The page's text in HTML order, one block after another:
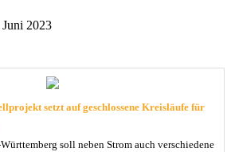
Juni 2023
setzt auf geschlossene Kreisläufe für
soll neben Strom auch verschiedene